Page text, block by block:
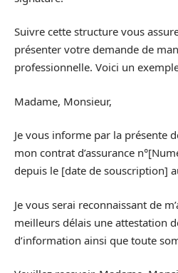
Suivre cette structure vous
présenter votre demande de
professionnelle. Voici un
Madame, Monsieur,
Je vous informe par la présente
mon contrat d’assurance
depuis le [date de souscription]
Je vous serai reconnaissant de
meilleurs délais une attestation
d’information ainsi que toute